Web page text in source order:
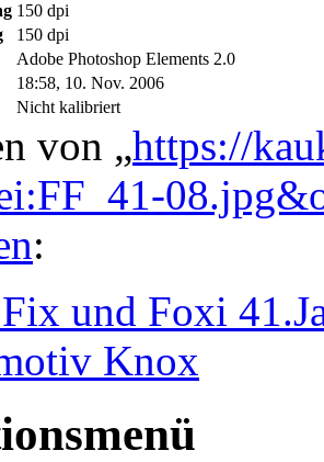
150 dpi
150 dpi
Adobe Photoshop Elements 2.0
18:58, 10. Nov. 2006
Nicht kalibriert
von „https://
:
und Foxi
Knox